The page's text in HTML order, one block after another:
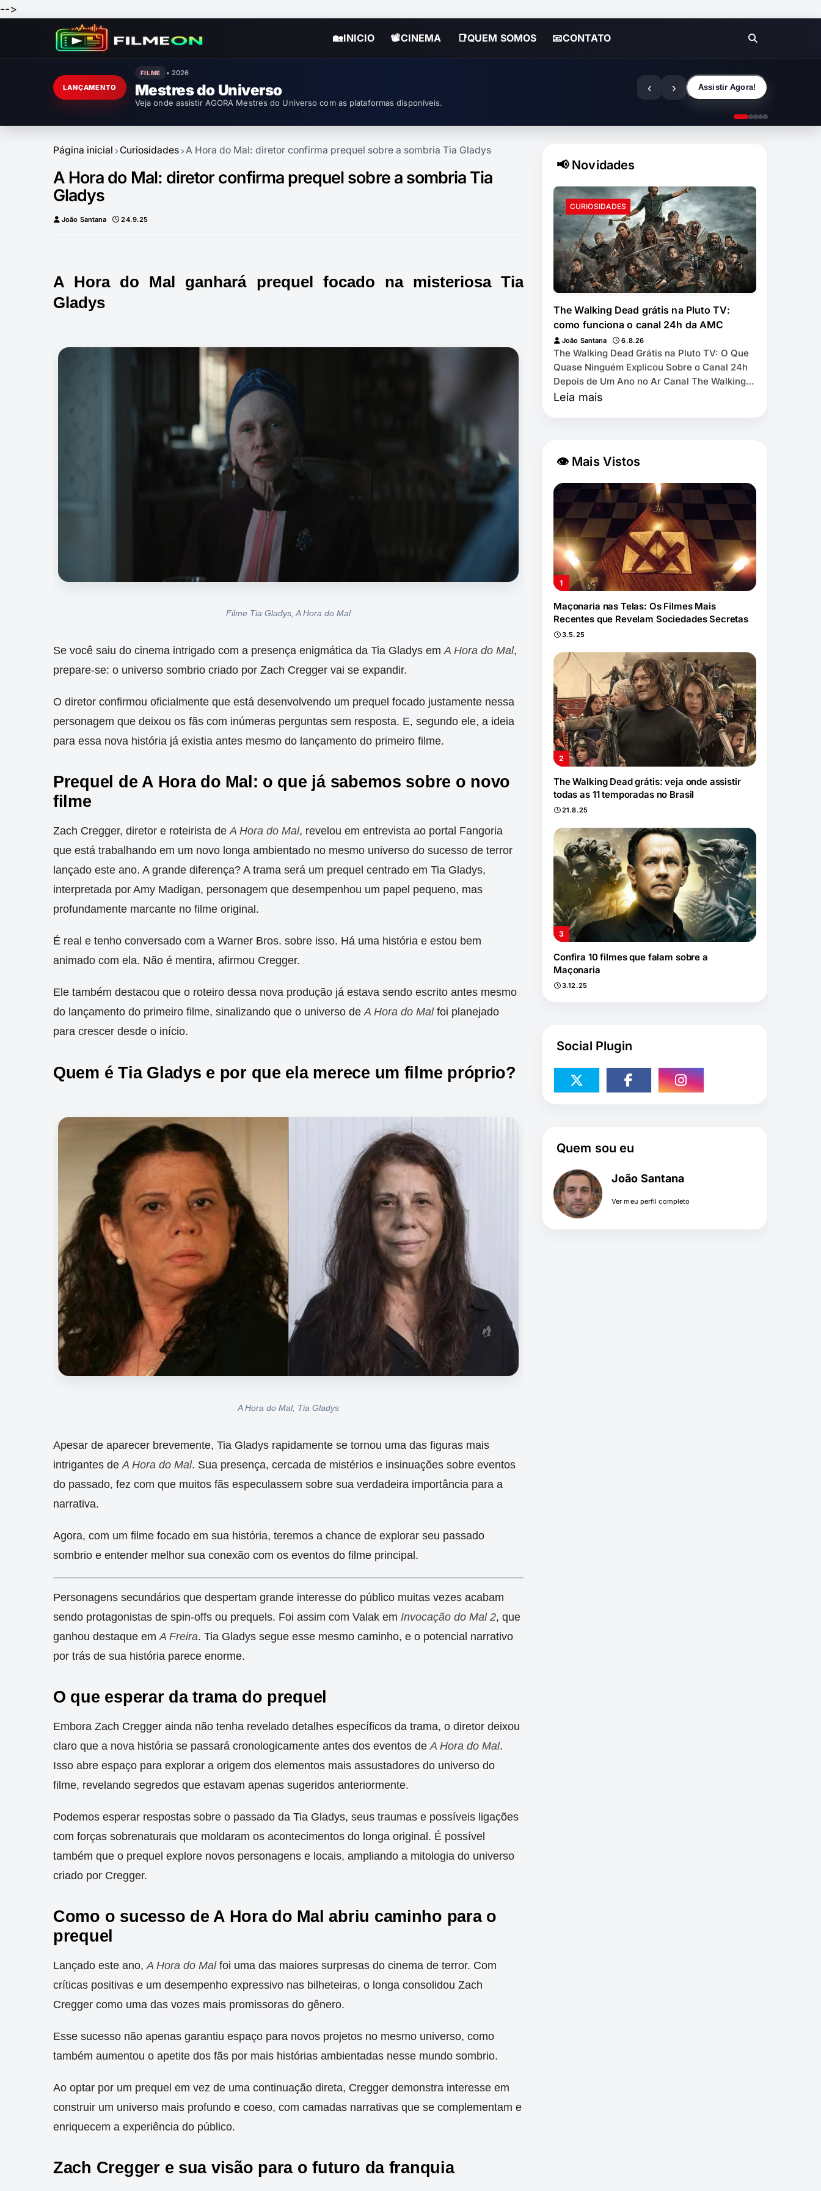
-->
🏡INICIO 📽CINEMA 📑QUEM SOMOS 📧CONTATO
LANÇAMENTO
FILME • 2026
Mestres do Universo
Veja onde assistir AGORA Mestres do Universo com as plataformas disponíveis.
‹ › Assistir Agora!
Página inicial Curiosidades A Hora do Mal: diretor confirma prequel sobre a sombria Tia Gladys
A Hora do Mal: diretor confirma prequel sobre a sombria Tia
Gladys
João Santana 24.9.25
A Hora do Mal ganhará prequel focado na misteriosa Tia
Gladys
Filme Tia Gladys, A Hora do Mal
Se você saiu do cinema intrigado com a presença enigmática da Tia Gladys emA Hora do Mal,
prepare-se: o universo sombrio criado por Zach Cregger vai se expandir.
O diretor confirmou oficialmente que está desenvolvendo um prequel focado justamente nessa
personagem que deixou os fãs com inúmeras perguntas sem resposta. E, segundo ele, a ideia
para essa nova história já existia antes mesmo do lançamento do primeiro filme.
Prequel de A Hora do Mal: o que já sabemos sobre o novo
filme
Zach Cregger, diretor e roteirista deA Hora do Mal, revelou em entrevista ao portal Fangoria
que está trabalhando em um novo longa ambientado no mesmo universo do sucesso de terror
lançado este ano. A grande diferença? A trama será um prequel centrado em Tia Gladys,
interpretada por Amy Madigan, personagem que desempenhou um papel pequeno, mas
profundamente marcante no filme original.
É real e tenho conversado com a Warner Bros. sobre isso. Há uma história e estou bem
animado com ela. Não é mentira, afirmou Cregger.
Ele também destacou que o roteiro dessa nova produção já estava sendo escrito antes mesmo
do lançamento do primeiro filme, sinalizando que o universo deA Hora do Malfoi planejado
para crescer desde o início.
Quem é Tia Gladys e por que ela merece um filme próprio?
A Hora do Mal, Tia Gladys
Apesar de aparecer brevemente, Tia Gladys rapidamente se tornou uma das figuras mais
intrigantes de A Hora do Mal. Sua presença, cercada de mistérios e insinuações sobre eventos
do passado, fez com que muitos fãs especulassem sobre sua verdadeira importância para a
narrativa.
Agora, com um filme focado em sua história, teremos a chance de explorar seu passado
sombrio e entender melhor sua conexão com os eventos do filme principal.
Personagens secundários que despertam grande interesse do público muitas vezes acabam
sendo protagonistas de spin-offs ou prequels. Foi assim com Valak em Invocação do Mal 2, que
ganhou destaque em A Freira. Tia Gladys segue esse mesmo caminho, e o potencial narrativo
por trás de sua história parece enorme.
O que esperar da trama do prequel
Embora Zach Cregger ainda não tenha revelado detalhes específicos da trama, o diretor deixou
claro que a nova história se passará cronologicamente antes dos eventos de A Hora do Mal.
Isso abre espaço para explorar a origem dos elementos mais assustadores do universo do
filme, revelando segredos que estavam apenas sugeridos anteriormente.
Podemos esperar respostas sobre o passado da Tia Gladys, seus traumas e possíveis ligações
com forças sobrenaturais que moldaram os acontecimentos do longa original. É possível
também que o prequel explore novos personagens e locais, ampliando a mitologia do universo
criado por Cregger.
Como o sucesso de A Hora do Mal abriu caminho para o
prequel
Lançado este ano, A Hora do Malfoi uma das maiores surpresas do cinema de terror. Com
críticas positivas e um desempenho expressivo nas bilheteiras, o longa consolidou Zach
Cregger como uma das vozes mais promissoras do gênero.
Esse sucesso não apenas garantiu espaço para novos projetos no mesmo universo, como
também aumentou o apetite dos fãs por mais histórias ambientadas nesse mundo sombrio.
Ao optar por um prequel em vez de uma continuação direta, Cregger demonstra interesse em
construir um universo mais profundo e coeso, com camadas narrativas que se complementam e
enriquecem a experiência do público.
Zach Cregger e sua visão para o futuro da franquia
📢 Novidades
CURIOSIDADES
The Walking Dead grátis na Pluto TV:
como funciona o canal 24h da AMC
João Santana 6.8.26
The Walking Dead Grátis na Pluto TV: O Que
Quase Ninguém Explicou Sobre o Canal 24h
Depois de Um Ano no Ar Canal The Walking
Dead by AMC exibe as 11 temporadas de
Leia mais
👁 Mais Vistos
Maçonaria nas Telas: Os Filmes Mais
Recentes que Revelam Sociedades Secretas
3.5.25
The Walking Dead grátis: veja onde assistir
todas as 11 temporadas no Brasil
21.8.25
Confira 10 filmes que falam sobre a
Maçonaria
3.12.25
Social Plugin
Quem sou eu
João Santana
Ver meu perfil completo